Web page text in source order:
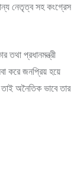
নেতৃত্ব সহ কংগ্রেস
তথা প্রধানমন্ত্রী
করে জনপ্রিয় হয়ে
তাই অনৈতিক ভাবে তার